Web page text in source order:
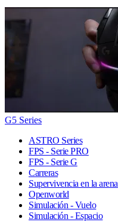
G5 Series
ASTRO Series
FPS - Serie PRO
FPS - Serie G
Carreras
Supervivencia en la arena
Openworld
Simulación - Vuelo
Simulación - Espacio